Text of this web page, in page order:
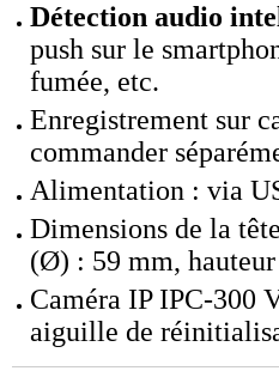
Détection audio
push sur le
fumée, etc.
Enregistrement sur
commander
Alimentation : via
Dimensions de la
(Ø) : 59 mm,
Caméra IP IPC-300
aiguille de